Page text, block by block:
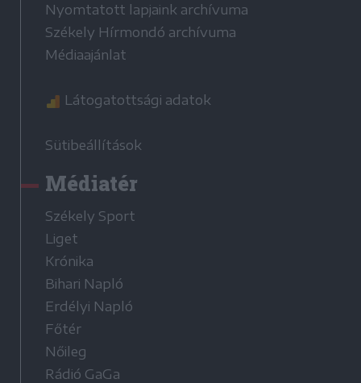
Nyomtatott lapjaink archívuma
Székely Hírmondó archívuma
Médiaajánlat
Látogatottsági adatok
Sütibeállítások
Médiatér
Székely Sport
Liget
Krónika
Bihari Napló
Erdélyi Napló
Főtér
Nőileg
Rádió GaGa